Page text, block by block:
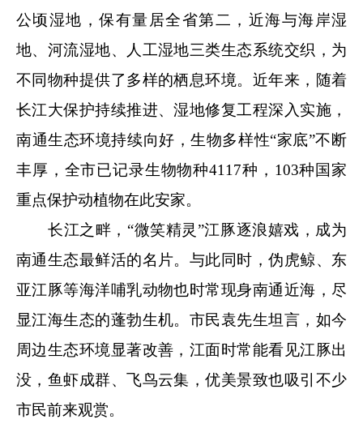
公顷湿地，保有量居全省第二，近海与海岸湿
地、河流湿地、人工湿地三类生态系统交织，为
不同物种提供了多样的栖息环境。近年来，随着
长江大保护持续推进、湿地修复工程深入实施，
南通生态环境持续向好，生物多样性“家底”不断
丰厚，全市已记录生物物种4117种，103种国家
重点保护动植物在此安家。
长江之畔，“微笑精灵”江豚逐浪嬉戏，成为
南通生态最鲜活的名片。与此同时，伪虎鲸、东
亚江豚等海洋哺乳动物也时常现身南通近海，尽
显江海生态的蓬勃生机。 市民袁先生坦言，如今
周边生态环境显著改善，江面时常能看见江豚出
没，鱼虾成群、飞鸟云集，优美景致也吸引不少
市民前来观赏。